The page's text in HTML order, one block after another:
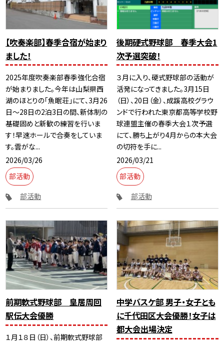
【吹奏楽部】春季合宿が始まり
ました！
2025年度吹奏楽部春季強化合宿
が始まりました。今年は山梨県西
湖のほとりの「魚眠荘」にて、3月26
日～28日の2泊3日の間、新体制の
基礎固めと新歓の練習を行いま
す！早速ホールで合奏をしていま
す。雲がな...
2026/03/26
部活動
部活動
後期硬式野球部 春季大会1
次予選突破！
３月に入り、硬式野球部の活動が
活発になってきました。3月15日
（日）、20日（金）、成蹊高校グラウ
ンドで行われた東京都高等学校野
球連盟主催の春季大会１次予選
にて、勝ち上がり4月からの本大会
の切符を手に...
2026/03/21
部活動
部活動
前期軟式野球部 皇居周回
駅伝大会優勝
１月１８日（日）、前期軟式野球部
中学バスケ部 男子・女子とも
に千代田区大会優勝！女子は
都大会出場決定